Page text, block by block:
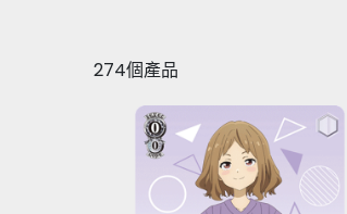
274個產品